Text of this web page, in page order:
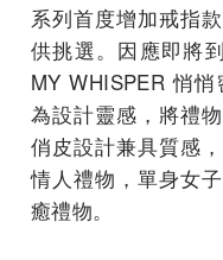
系列首度增加戒指
供挑選。因應即將
MY WHISPER 悄
為設計靈感，將禮
俏皮設計兼具質感
情人禮物，單身女
癒禮物。